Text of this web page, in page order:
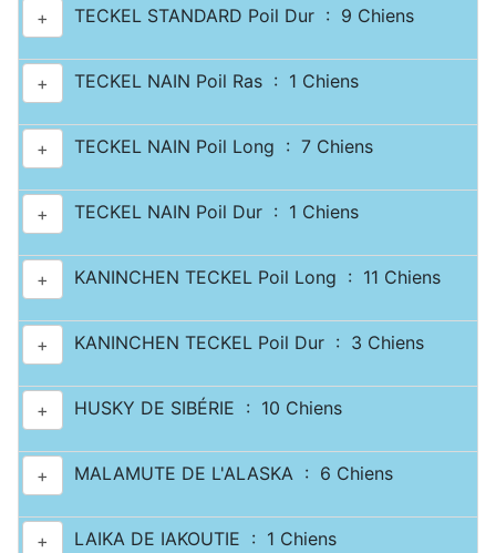
+ TECKEL STANDARD Poil Dur : 9 Chiens
+ TECKEL NAIN Poil Ras : 1 Chiens
+ TECKEL NAIN Poil Long : 7 Chiens
+ TECKEL NAIN Poil Dur : 1 Chiens
+ KANINCHEN TECKEL Poil Long : 11 Chiens
+ KANINCHEN TECKEL Poil Dur : 3 Chiens
+ HUSKY DE SIBÉRIE : 10 Chiens
+ MALAMUTE DE L'ALASKA : 6 Chiens
+ LAIKA DE IAKOUTIE : 1 Chiens